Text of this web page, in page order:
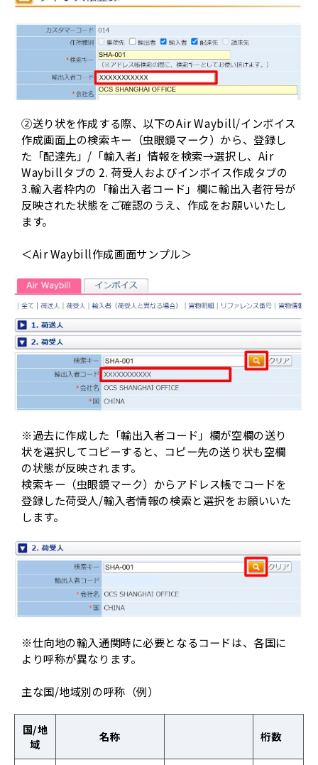
②送り状を作成する際、以下のAir Waybill/インボイス
作成画面上の検索キー（虫眼鏡マーク）から、登録し
た「配達先」/「輸入者」情報を検索→選択し、Air
Waybillタブの 2. 荷受人およびインボイス作成タブの
3.輸入者枠内の「輸出入者コード」欄に輸出入者符号が
反映された状態をご確認のうえ、作成をお願いいたし
ます。
＜Air Waybill作成画面サンプル＞
※過去に作成した「輸出入者コード」欄が空欄の送り
状を選択してコピーすると、コピー先の送り状も空欄
の状態が反映されます。
検索キー（虫眼鏡マーク）からアドレス帳でコードを
登録した荷受人/輸入者情報の検索と選択をお願いいた
します。
※仕向地の輸入通関時に必要となるコードは、各国に
より呼称が異なります。
主な国/地域別の呼称（例）
国/地
域
名称 桁数